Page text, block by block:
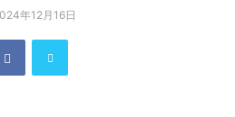
年12月16日